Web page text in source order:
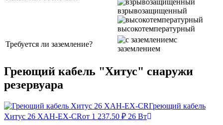
взрывозащищенный
высокотемпературный
Требуется ли заземление?
с
заземлением
Греющий кабель "Хитус" снаружи
резервуара
Греющий кабель
Хитус 26 XAH-EX-CRот 1 237.50 ₽ 26 Вт